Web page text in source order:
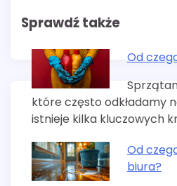
Sprawdź także
Od
które często odkładamy
istnieje kilka kluczowych
Od
biura?
Nawigacja
wpisu